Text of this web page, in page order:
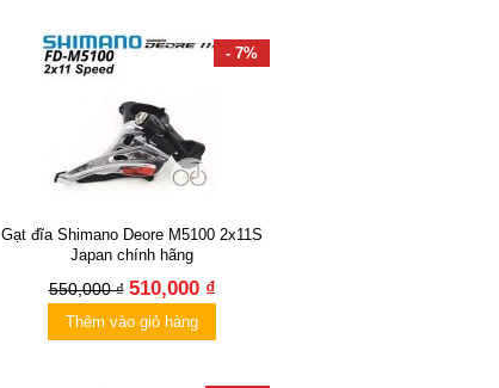
- 7%
Gạt đĩa Shimano Deore M5100 2x11S
Japan chính hãng
550,000 ₫ 510,000 ₫
Thêm vào giỏ hàng